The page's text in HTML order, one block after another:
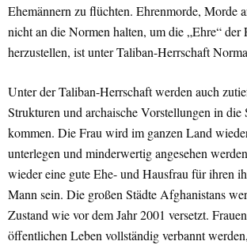
Ehemännern zu flüchten. Ehrenmorde, Morde
nicht an die Normen halten, um die „Ehre“ der
herzustellen, ist unter Taliban-Herrschaft
Unter der Taliban-Herrschaft werden auch
Strukturen und archaische Vorstellungen in die
kommen. Die Frau wird im ganzen Land
unterlegen und minderwertig angesehen
wieder eine gute Ehe- und Hausfrau für ihren
Mann sein. Die großen Städte Afghanistans
Zustand wie vor dem Jahr 2001 versetzt.
öffentlichen Leben vollständig verbannt